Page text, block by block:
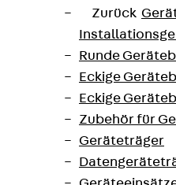
Zurück
Runde
Eckige
Eckige
Zubehör für
Geräteträger